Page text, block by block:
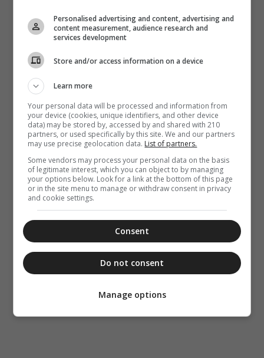
Personalised advertising and content, advertising and
content measurement, audience research and
services development
Store and/or access information on a device
Learn more
Your personal data will be processed and information from
your device (cookies, unique identifiers, and other device
data) may be stored by, accessed by and shared with 210
partners, or used specifically by this site. We and our partners
may use precise geolocation data. List of partners.
Some vendors may process your personal data on the basis
of legitimate interest, which you can object to by managing
your options below. Look for a link at the bottom of this page
or in the site menu to manage or withdraw consent in privacy
and cookie settings.
Consent
Do not consent
Manage options